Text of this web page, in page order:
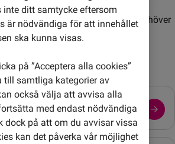
mejl- eller SMS-undersökningar behöver
eller logga in på
och din faktura.
inte ditt samtycke eftersom
är nödvändiga för att innehållet
ska kunna visas.
på ”Acceptera alla cookies”
till samtliga kategorier av
också välja att avvisa alla
med endast nödvändiga
dock på att om du avvisar vissa
kan det påverka vår möjlighet